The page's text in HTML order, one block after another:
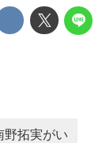
野拓実がい